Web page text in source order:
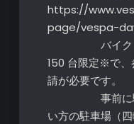
https://
page/vespa-
バイク（
150 台限定※で、
請が必要です。
事前に駐車
い方の駐車場（